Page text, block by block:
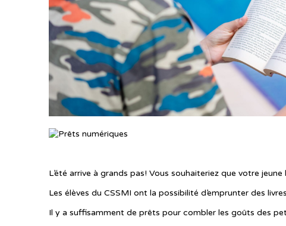
L’été arrive à grands pas! Vous souhaiteriez que votre
Les élèves du CSSMI ont la possibilité d’emprunter des
Il y a suffisamment de prêts pour combler les goûts des